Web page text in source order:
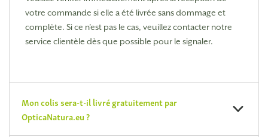
votre commande si elle a été livrée sans dommage et
complète. Si ce n'est pas le cas, veuillez contacter notre
service clientèle dès que possible pour le signaler.
Mon colis sera-t-il livré gratuitement par
OpticaNatura.eu ?